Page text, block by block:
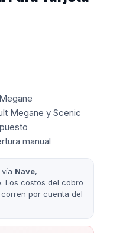
Megane y Scenic
manual
Nave,
Los costos del cobro
por cuenta del